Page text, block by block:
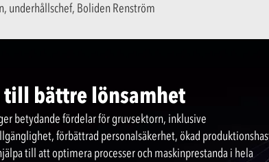
underhållschef, Boliden Renström
bättre lönsamhet
betydande fördelar för gruvsektorn, inklusive
förbättrad personalsäkerhet, ökad
till att optimera processer och maskinprestanda i hela